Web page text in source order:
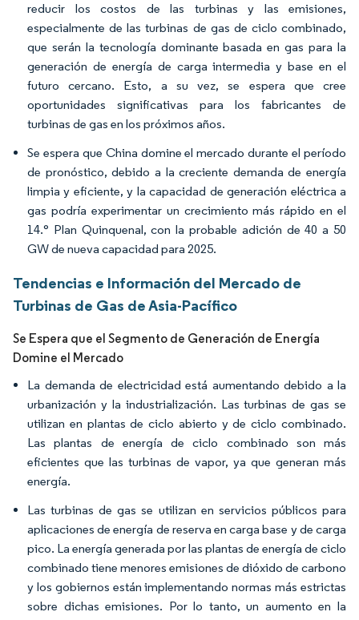
reducir los costos de las turbinas y las emisiones,
especialmente de las turbinas de gas de ciclo combinado,
que serán la tecnología dominante basada en gas para la
generación de energía de carga intermedia y base en el
futuro cercano. Esto, a su vez, se espera que cree
oportunidades significativas para los fabricantes de
turbinas de gas en los próximos años.
Se espera que China domine el mercado durante el período
de pronóstico, debido a la creciente demanda de energía
limpia y eficiente, y la capacidad de generación eléctrica a
gas podría experimentar un crecimiento más rápido en el
14.° Plan Quinquenal, con la probable adición de 40 a 50
GW de nueva capacidad para 2025.
Tendencias e Información del Mercado de
Turbinas de Gas de Asia-Pacífico
Se Espera que el Segmento de Generación de Energía
Domine el Mercado
La demanda de electricidad está aumentando debido a la
urbanización y la industrialización. Las turbinas de gas se
utilizan en plantas de ciclo abierto y de ciclo combinado.
Las plantas de energía de ciclo combinado son más
eficientes que las turbinas de vapor, ya que generan más
energía.
Las turbinas de gas se utilizan en servicios públicos para
aplicaciones de energía de reserva en carga base y de carga
pico. La energía generada por las plantas de energía de ciclo
combinado tiene menores emisiones de dióxido de carbono
y los gobiernos están implementando normas más estrictas
sobre dichas emisiones. Por lo tanto, un aumento en la